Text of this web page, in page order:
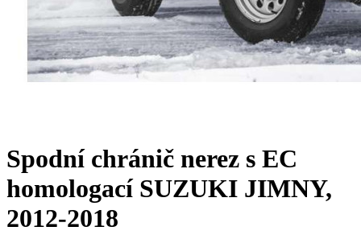
Spodní chránič nerez s EC
homologací SUZUKI JIMNY,
2012-2018